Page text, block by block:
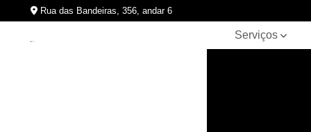
Rua das Bandeiras, 356, andar 6
Serviços